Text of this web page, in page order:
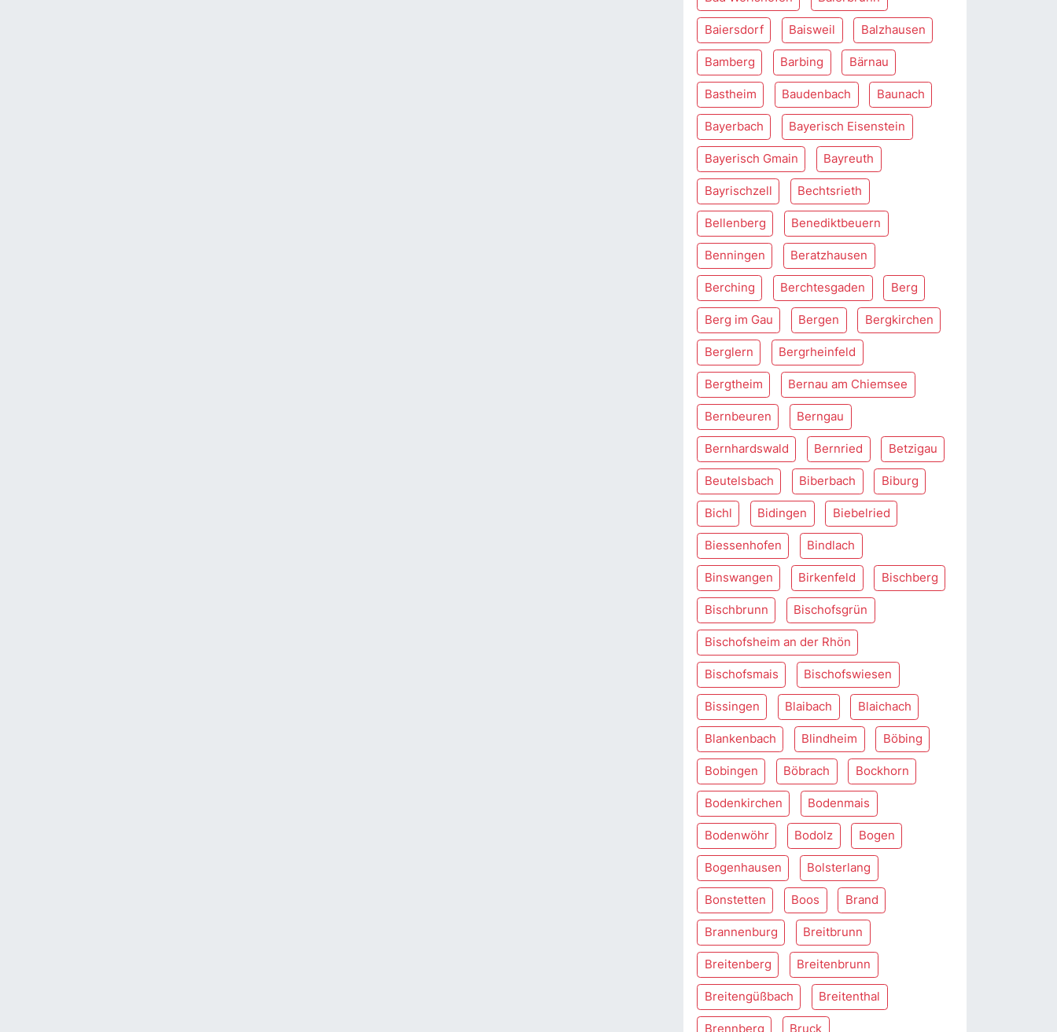
Baiersdorf Baisweil Balzhausen
Bamberg Barbing Bärnau
Bastheim Baudenbach Baunach
Bayerbach Bayerisch Eisenstein
Bayerisch Gmain Bayreuth
Bayrischzell Bechtsrieth
Bellenberg Benediktbeuern
Benningen Beratzhausen
Berching Berchtesgaden Berg
Berg im Gau Bergen Bergkirchen
Berglern Bergrheinfeld
Bergtheim Bernau am Chiemsee
Bernbeuren Berngau
Bernhardswald Bernried Betzigau
Beutelsbach Biberbach Biburg
Bichl Bidingen Biebelried
Biessenhofen Bindlach
Binswangen Birkenfeld Bischberg
Bischbrunn Bischofsgrün
Bischofsheim an der Rhön
Bischofsmais Bischofswiesen
Bissingen Blaibach Blaichach
Blankenbach Blindheim Böbing
Bobingen Böbrach Bockhorn
Bodenkirchen Bodenmais
Bodenwöhr Bodolz Bogen
Bogenhausen Bolsterlang
Bonstetten Boos Brand
Brannenburg Breitbrunn
Breitenberg Breitenbrunn
Breitengüßbach Breitenthal
Brennberg Bruck